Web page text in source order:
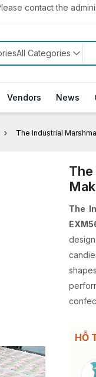
contact the
Categories
Vendors News
The Industrial
The
HỖ